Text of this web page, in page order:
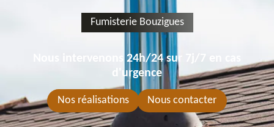
Fumisterie Bouzigues
Nous intervenons 24h/24 sur 7j/7 en cas
d'urgence
Nos réalisations Nous contacter